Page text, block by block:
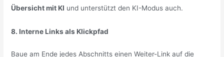
Übersicht mit KI und unterstützt den KI-Modus auch.
8. Interne Links als Klickpfad
Baue am Ende jedes Abschnitts einen Weiter-Link auf die